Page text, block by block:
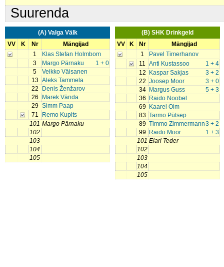
Suurenda
(A) Valga Välk
VV
K Nr
Mängijad
1
Klas Stefan Holmbom
3
1 + 0
Margo Pärnaku
5
Veikko Väisanen
13 Aleks Tammela
22
Denis Ženžarov
26
Marek Vända
29 Simm Paap
71
Remo Kupits
101 Margo Pärnaku
102
103
104
105
(B) SHK Drinkgeld
VV
K Nr
Mängijad
1
Pavel Timerhanov
11
1 + 4
Anti Kustassoo
12
3 + 2
Kaspar Sakjas
22
3 + 0
Joosep Moor
34
5 + 3
Margus Guss
36
Raido Noobel
69
Kaarel Oim
83 Tarmo Pütsep
89
3 + 2
Timmo Zimmermann
99
1 + 3
Raido Moor
101 Elari Teder
102
103
104
105